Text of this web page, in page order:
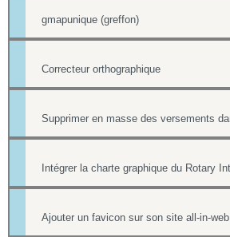
gmapunique (greffon)
Correcteur orthographique
Ajouter un favicon sur son site all-in-web